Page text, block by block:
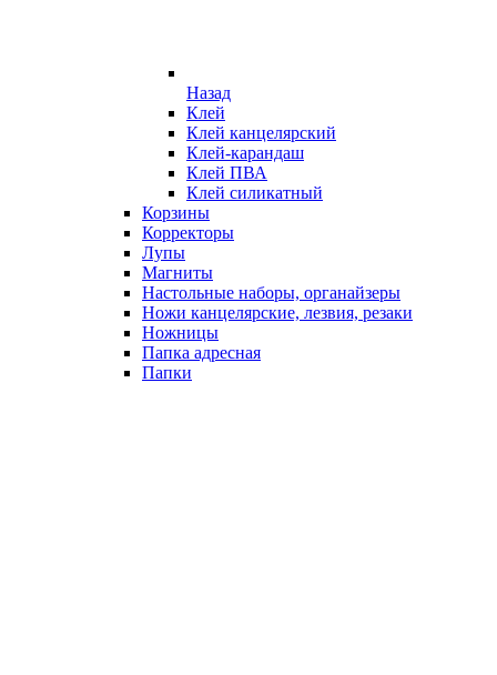
Назад
Клей
Клей канцелярский
Клей-карандаш
Клей ПВА
Клей силикатный
Корзины
Корректоры
Лупы
Магниты
Настольные наборы, органайзеры
Ножи канцелярские, лезвия, резаки
Ножницы
Папка адресная
Папки